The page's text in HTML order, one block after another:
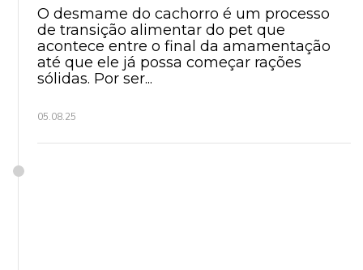
O desmame do cachorro é um processo
de transição alimentar do pet que
acontece entre o final da amamentação
até que ele já possa começar rações
sólidas. Por ser...
05.08.25